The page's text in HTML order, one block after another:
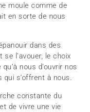
moule comme de
en sorte de nous
dans des
l’avouer, le choix
nous d’ouvrir nos
s’offrent à nous.
constante du
de vivre une vie